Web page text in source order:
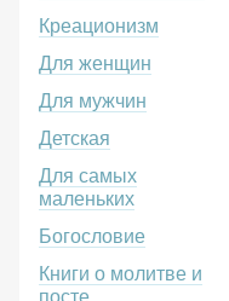
Креационизм
Для женщин
Для мужчин
Детская
Для самых
маленьких
Богословие
Книги о молитве и
посте